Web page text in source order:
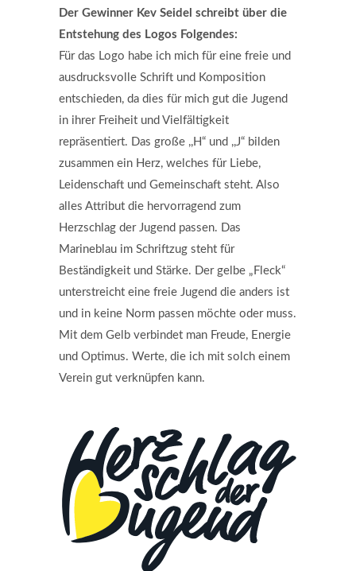
Der Gewinner Kev Seidel schreibt über die
Entstehung des Logos Folgendes:
Für das Logo habe ich mich für eine freie und
ausdrucksvolle Schrift und Komposition
entschieden, da dies für mich gut die Jugend
in ihrer Freiheit und Vielfältigkeit
repräsentiert. Das große ,,H“ und ,,J“ bilden
zusammen ein Herz, welches für Liebe,
Leidenschaft und Gemeinschaft steht. Also
alles Attribut die hervorragend zum
Herzschlag der Jugend passen. Das
Marineblau im Schriftzug steht für
Beständigkeit und Stärke. Der gelbe „Fleck“
unterstreicht eine freie Jugend die anders ist
und in keine Norm passen möchte oder muss.
Mit dem Gelb verbindet man Freude, Energie
und Optimus. Werte, die ich mit solch einem
Verein gut verknüpfen kann.